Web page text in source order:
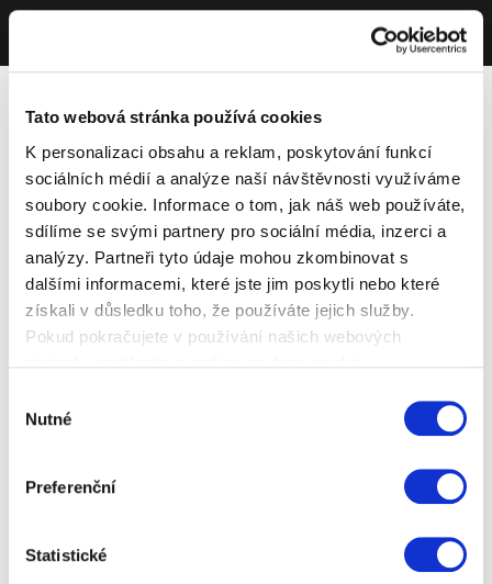
Tato webová stránka používá cookies
K personalizaci obsahu a reklam, poskytování funkcí
sociálních médií a analýze naší návštěvnosti využíváme
soubory cookie. Informace o tom, jak náš web používáte,
sdílíme se svými partnery pro sociální média, inzerci a
analýzy. Partneři tyto údaje mohou zkombinovat s
dalšími informacemi, které jste jim poskytli nebo které
získali v důsledku toho, že používáte jejich služby.
Pokud pokračujete v používání našich webových
souhlasu
Nutné
Preferenční
Statistické